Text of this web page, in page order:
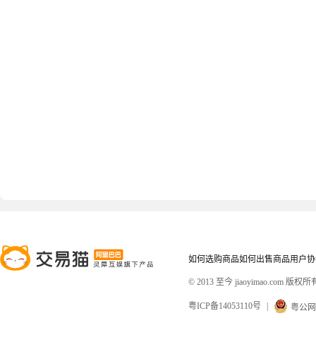
如何选购商品如何出售商品用户
© 2013 至今 jiaoyimao.com 版权所
粤ICP备14053110号 粤公